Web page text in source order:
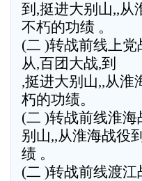
到,挺进大别山,,从
不朽的功绩 。
(二 )转战前线上党
从,百团大战,到
,挺进大别山,,从淮
朽的功绩。
(二 )转战前线淮
别山,,从淮海战役
绩 。
(二 )转战前线渡